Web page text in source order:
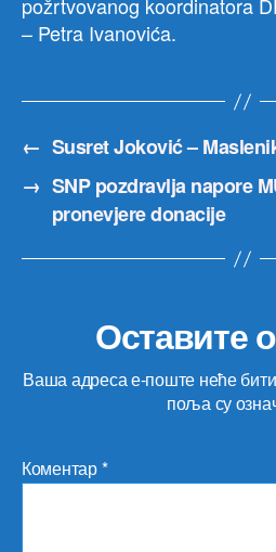
požrtvovanog koordinatora
– Petra Ivanovića.
← Susret Joković –
→ SNP pozdravlja napore
pronevjere donacije
Оставите
Ваша адреса е-поште неће
поља су
Коментар*